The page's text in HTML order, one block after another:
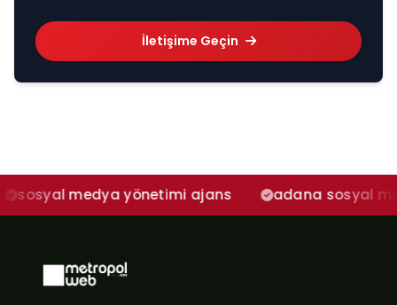
İletişime Geçin
yönetimi ajans adana sosyal medya ajansı